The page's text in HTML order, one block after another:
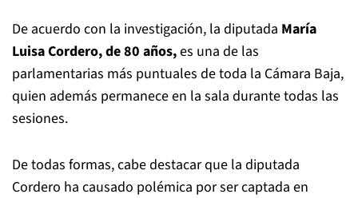
De acuerdo con la investigación, la diputada María
Luisa Cordero, de 80 años,es una de las
parlamentarias más puntuales de toda la Cámara Baja,
quien además permanece en la sala durante todas las
sesiones.
De todas formas, cabe destacar que la diputada
Cordero ha causado polémica por ser captada en